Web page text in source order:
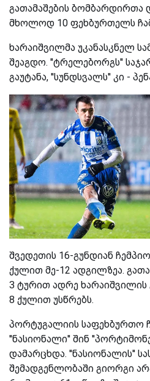
გათამაშების ბომბარდირთა
მხოლოდ 10 ფეხბურთელს
ხარაიშვილმა უკანასკნელ
შეაგდო. ''ტრელებორგს''
გაუტანა, ''სუნდსვალს'' კი -
შვედეთის 16-გუნდიან
ქულით მე-12 ადგილზეა.
3 ტურით ადრე ხარაიშვილის
8 ქულით უსწრებს.
პორტუგალიის საფეხბურთო
''ნასიონალი'' შინ
დამარცხდა. ''ნასიონალის''
შემადგენლობაში გიორგი